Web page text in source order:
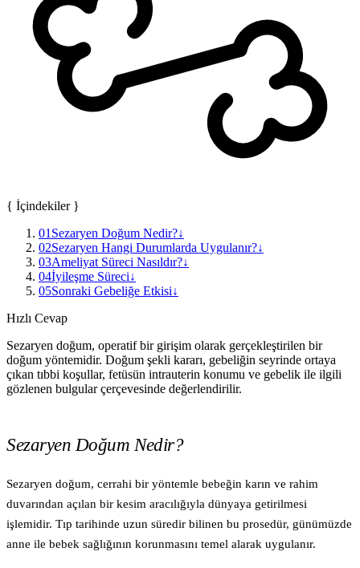
{ İçindekiler }
01Sezaryen Doğum Nedir?↓
02Sezaryen Hangi Durumlarda Uygulanır?↓
03Ameliyat Süreci Nasıldır?↓
04İyileşme Süreci↓
05Sonraki Gebeliğe Etkisi↓
Hızlı Cevap
Sezaryen doğum, operatif bir girişim olarak gerçekleştirilen bir
doğum yöntemidir. Doğum şekli kararı, gebeliğin seyrinde ortaya
çıkan tıbbi koşullar, fetüsün intrauterin konumu ve gebelik ile ilgili
gözlenen bulgular çerçevesinde değerlendirilir.
Sezaryen Doğum Nedir?
Sezaryen doğum, cerrahi bir yöntemle bebeğin karın ve rahim
duvarından açılan bir kesim aracılığıyla dünyaya getirilmesi
işlemidir. Tıp tarihinde uzun süredir bilinen bu prosedür, günümüzde
anne ile bebek sağlığının korunmasını temel alarak uygulanır.